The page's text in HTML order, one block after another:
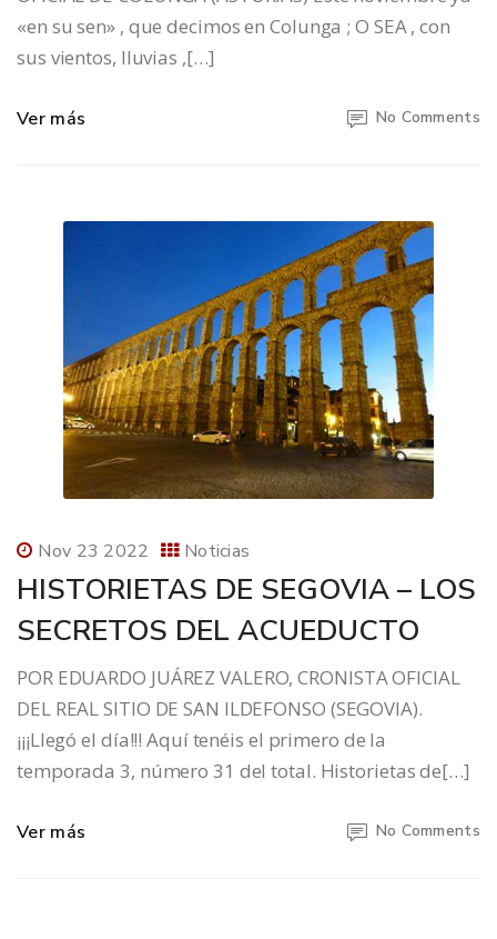
«en su sen» , que decimos en Colunga ; O SEA , con
sus vientos, lluvias ,[…]
Ver más No Comments
Nov 23 2022 Noticias
HISTORIETAS DE SEGOVIA – LOS
SECRETOS DEL ACUEDUCTO
POR EDUARDO JUÁREZ VALERO, CRONISTA OFICIAL
DEL REAL SITIO DE SAN ILDEFONSO (SEGOVIA).
¡¡¡Llegó el día!!! Aquí tenéis el primero de la
temporada 3, número 31 del total. Historietas de[…]
Ver más No Comments